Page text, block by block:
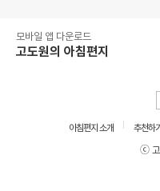
모바일 앱 다운로드
고도원의 아침편지
아침편지 소개 추천하기
ⓒ 고